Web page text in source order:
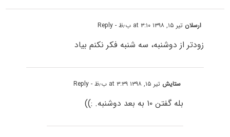
ارسلان تیر ۱۵, ۱۳۹۸ at ۳:۱۰ ب٫ظ - Reply
زودتر از دوشنبه، سه شنبه فکر نکنم بیاد
ستایش تیر ۱۵, ۱۳۹۸ at ۳:۳۹ ب٫ظ - Reply
بله گفتن ۱۰ به بعد دوشنبه. :))